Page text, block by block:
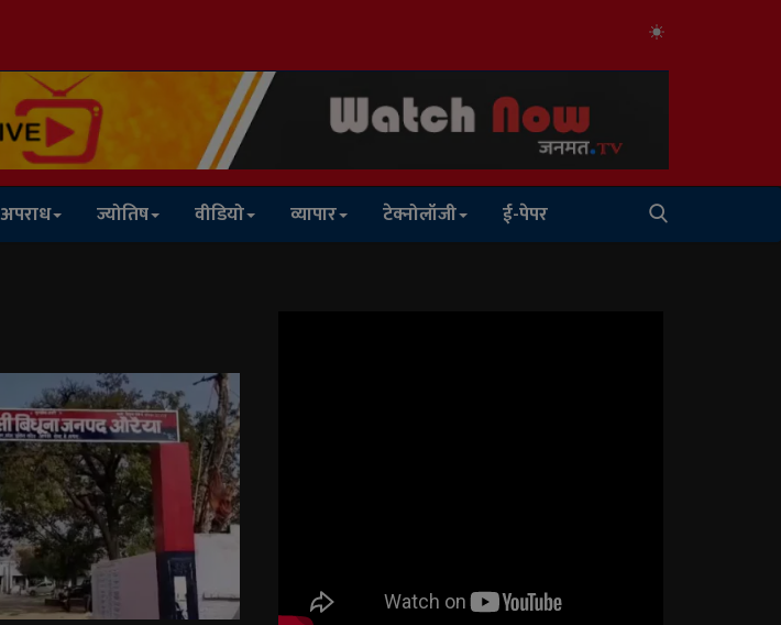
अपराध ज्योतिष वीडियो व्यापार टेक्नोलॉजी ई-पेपर